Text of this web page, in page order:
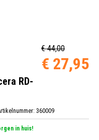
€ 44,00
€ 27,95
RD-
360009
in huis!